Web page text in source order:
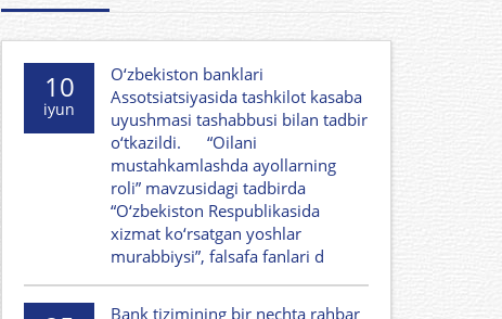
10
iyun
O‘zbekiston banklari
Assotsiatsiyasida tashkilot kasaba
uyushmasi tashabbusi bilan tadbir
o‘tkazildi. “Oilani
mustahkamlashda ayollarning
roli” mavzusidagi tadbirda
“O‘zbekiston Respublikasida
xizmat ko‘rsatgan yoshlar
murabbiysi”, falsafa fanlari d
Bank tizimining bir nechta rahbar